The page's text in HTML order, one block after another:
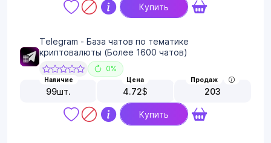
Купить
Telegram - База чатов по тематике
криптовалюты (Более 1600 чатов)
0%
Наличие
99шт.
Цена
4.72$
Продаж
203
Купить